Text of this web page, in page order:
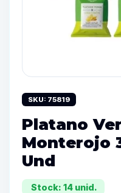
SKU: 75819
Platano
Monterojo
Und
Stock: 14 unid.